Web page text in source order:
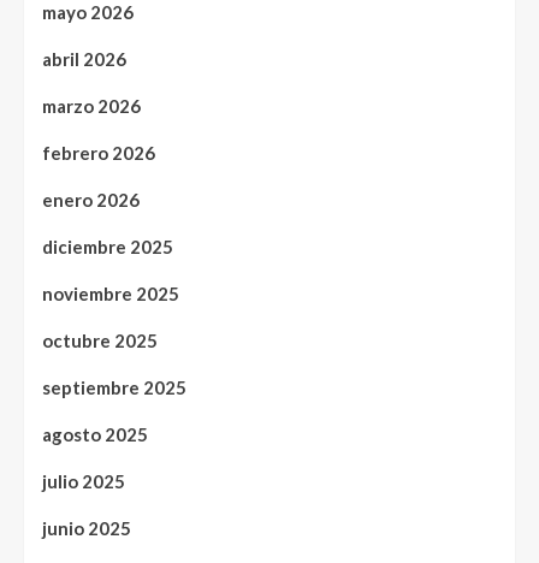
mayo 2026
abril 2026
marzo 2026
febrero 2026
enero 2026
diciembre 2025
noviembre 2025
octubre 2025
septiembre 2025
agosto 2025
julio 2025
junio 2025